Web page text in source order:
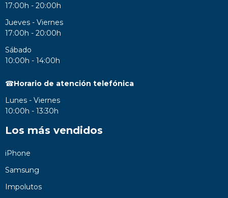
17:00h - 20:00h
Jueves - Viernes
17:00h - 20:00h
Sábado
10:00h - 14:00h
☎Horario de atención telefónica
Lunes - Viernes
10:00h - 13:30h
Los más vendidos
iPhone
Samsung
Impolutos